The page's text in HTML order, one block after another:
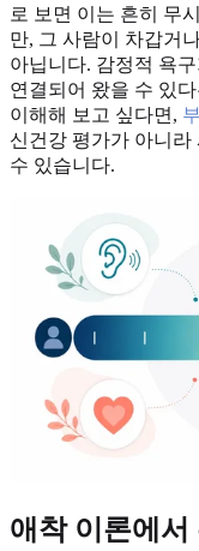
로 보면 이는 흔히 무
만, 그 사람이 차갑거
아닙니다. 감정적 욕
연결되어 왔을 수 있
이해해 보고 싶다면,
신건강 평가가 아니라
수 있습니다.
애착 이론에